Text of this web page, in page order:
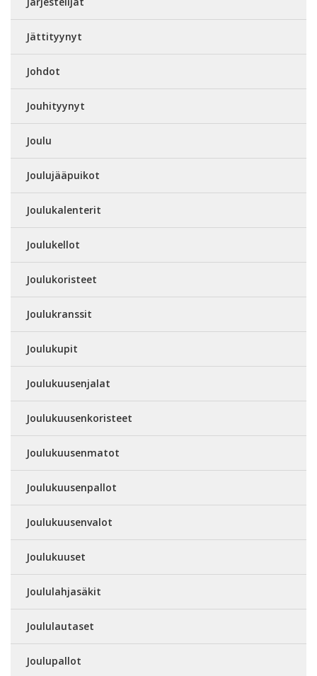
Jättityynyt
Johdot
Jouhityynyt
Joulu
Joulujääpuikot
Joulukalenterit
Joulukellot
Joulukoristeet
Joulukranssit
Joulukupit
Joulukuusenjalat
Joulukuusenkoristeet
Joulukuusenmatot
Joulukuusenpallot
Joulukuusenvalot
Joulukuuset
Joululahjasäkit
Joululautaset
Joulupallot